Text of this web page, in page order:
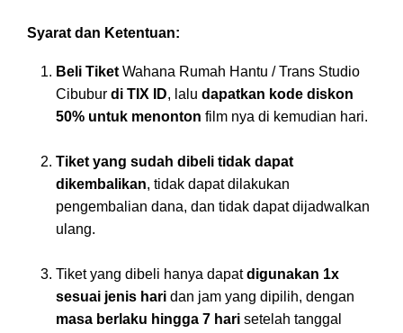
Syarat dan Ketentuan:
Beli Tiket Wahana Rumah Hantu / Trans Studio
Cibubur di TIX ID, lalu dapatkan kode diskon
50% untuk menonton film nya di kemudian hari.
Tiket yang sudah dibeli tidak dapat
dikembalikan, tidak dapat dilakukan
pengembalian dana, dan tidak dapat dijadwalkan
ulang.
Tiket yang dibeli hanya dapatdigunakan 1x
sesuai jenis hari dan jam yang dipilih, dengan
masa berlaku hingga 7 hari setelah tanggal